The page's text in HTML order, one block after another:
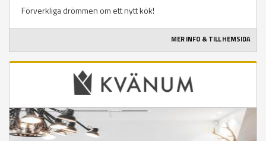
Förverkliga drömmen om ett nytt kök!
MER INFO & TILL HEMSIDA